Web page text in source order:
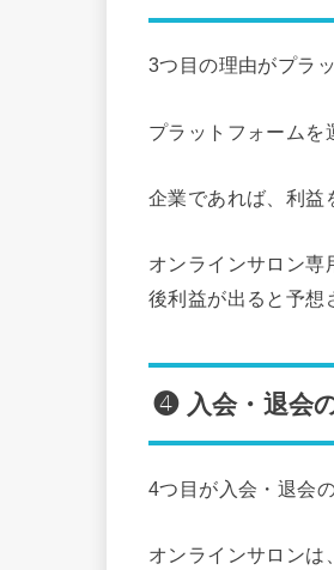
3つ目の理由がプラ
プラットフォームを
企業であれば、利益
オンラインサロン専
後利益が出ると予想
❹ 入会・退会
4つ目が入会・退会
オンラインサロンは